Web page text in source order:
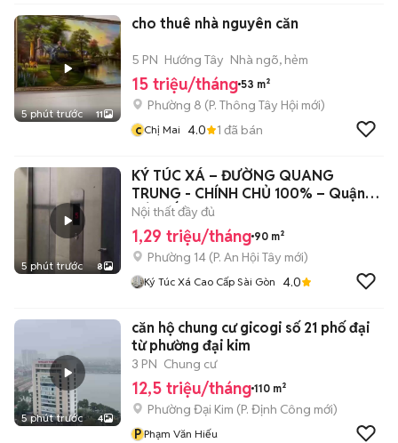
Hoang Van Thu , PN ,
5 phút trước 11
cho thuê nhà nguyên căn
5 PN Hướng Tây Nhà ngõ, hẻm
15 triệu/tháng 53 m²
Phường 8 (P. Thông Tây Hội mới)
c Chị Mai 4.0 1 đã bán
5 phút trước 8
KÝ TÚC XÁ – ĐƯỜNG QUANG
TRUNG - CHÍNH CHỦ 100% – Quận
GÒ VẤP
Nội thất đầy đủ
1,29 triệu/tháng 90 m²
Phường 14 (P. An Hội Tây mới)
Ký Túc Xá Cao Cấp Sài Gòn 4.0
5 phút trước 4
căn hộ chung cư gicogi số 21 phố đại
từ phường đại kim
3 PN Chung cư
12,5 triệu/tháng 110 m²
Phường Đại Kim (P. Định Công mới)
P Phạm Văn Hiếu